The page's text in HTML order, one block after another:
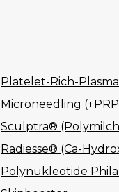
Platelet-Rich-
Microneedling
Sculptra®
Radiesse® (Ca-
Polynukleotide